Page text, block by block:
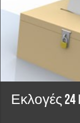
Εκλογές 24